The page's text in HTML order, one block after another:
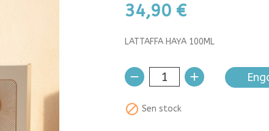
34,90 €
LATTAFFA HAYA 100ML
 Sen stock